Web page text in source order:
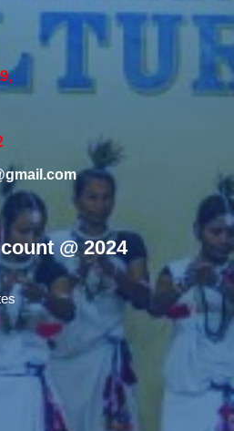
@ 2024